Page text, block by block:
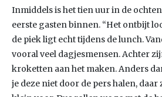
Inmiddels is het tien uur in de
eerste gasten binnen. “Het ontbijt
de piek ligt echt tijdens de lunch.
vooral veel dagjesmensen. Achter
kroketten aan het maken. Anders
je deze niet door de pers halen, daar